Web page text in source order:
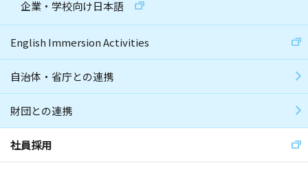
企業・学校向け日本語
English Immersion Activities
自治体・省庁との連携
財団との連携
社員採用